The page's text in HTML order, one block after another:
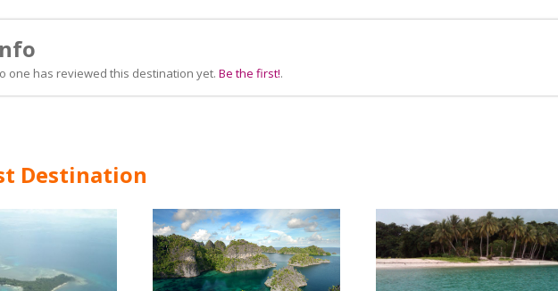
one has reviewed this destination yet. Be the first!.
Destination